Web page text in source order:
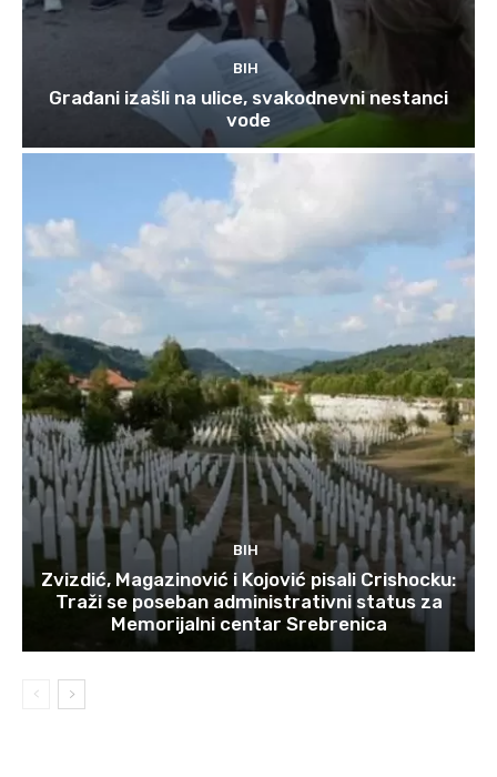
BIH
Građani izašli na ulice, svakodnevni nestanci
vode
BIH
Zvizdić, Magazinović i Kojović pisali Crishocku:
Traži se poseban administrativni status za
Memorijalni centar Srebrenica